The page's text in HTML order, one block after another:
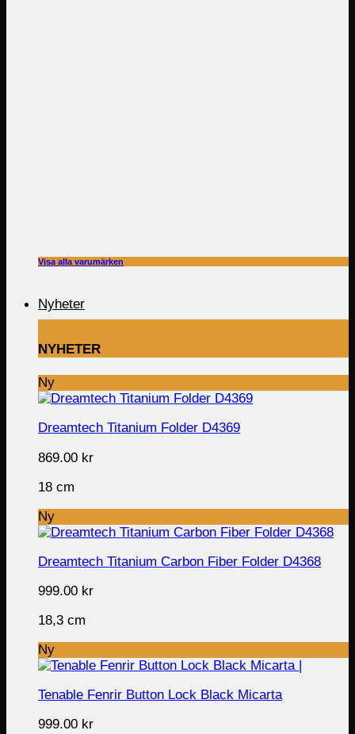
Visa alla varumärken
Nyheter
NYHETER
Ny
Dreamtech Titanium Folder D4369
869.00 kr
18 cm
Ny
Dreamtech Titanium Carbon Fiber Folder D4368
999.00 kr
18,3 cm
Ny
Tenable Fenrir Button Lock Black Micarta
999.00 kr